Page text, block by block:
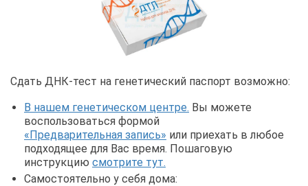
Сдать ДНК-тест на генетический паспорт возможно:
В нашем генетическом центре. Вы можете
воспользоваться формой
«Предварительная запись» или приехать в любое
подходящее для Вас время. Пошаговую
инструкцию смотрите тут.
Самостоятельно у себя дома: